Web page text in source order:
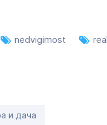
nedvigimost
и дача